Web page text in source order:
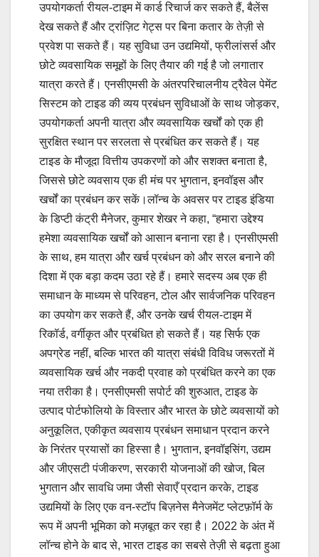
उपयोगकर्ता रीयल-टाइम में कार्ड रिचार्ज कर सकते हैं, बैलेंस
देख सकते हैं और ट्रांज़िट गेट्स पर बिना कतार के तेज़ी से
प्रवेश पा सकते हैं। यह सुविधा उन उद्यमियों, फ्रीलांसर्स और
छोटे व्यवसायिक समूहों के लिए तैयार की गई है जो लगातार
यात्रा करते हैं। एनसीएमसी के अंतरपरिचालनीय ट्रैवेल पेमेंट
सिस्टम को टाइड की व्यय प्रबंधन सुविधाओं के साथ जोड़कर,
उपयोगकर्ता अपनी यात्रा और व्यवसायिक खर्चों को एक ही
सुरक्षित स्थान पर सरलता से प्रबंधित कर सकते हैं। यह
टाइड के मौजूदा वित्तीय उपकरणों को और सशक्त बनाता है,
जिससे छोटे व्यवसाय एक ही मंच पर भुगतान, इनवॉइस और
खर्चों का प्रबंधन कर सकें।लॉन्च के अवसर पर टाइड इंडिया
के डिप्टी कंट्री मैनेजर, कुमार शेखर ने कहा, “हमारा उद्देश्य
हमेशा व्यवसायिक खर्चों को आसान बनाना रहा है। एनसीएमसी
के साथ, हम यात्रा और खर्च प्रबंधन को और सरल बनाने की
दिशा में एक बड़ा कदम उठा रहे हैं। हमारे सदस्य अब एक ही
समाधान के माध्यम से परिवहन, टोल और सार्वजनिक परिवहन
का उपयोग कर सकते हैं, और उनके खर्च रीयल-टाइम में
रिकॉर्ड, वर्गीकृत और प्रबंधित हो सकते हैं। यह सिर्फ एक
अपग्रेड नहीं, बल्कि भारत की यात्रा संबंधी विविध जरूरतों में
व्यवसायिक खर्च और नकदी प्रवाह को प्रबंधित करने का एक
नया तरीका है। एनसीएमसी सपोर्ट की शुरुआत, टाइड के
उत्पाद पोर्टफोलियो के विस्तार और भारत के छोटे व्यवसायों को
अनुकूलित, एकीकृत व्यवसाय प्रबंधन समाधान प्रदान करने
के निरंतर प्रयासों का हिस्सा है। भुगतान, इनवॉइसिंग, उद्यम
और जीएसटी पंजीकरण, सरकारी योजनाओं की खोज, बिल
भुगतान और सावधि जमा जैसी सेवाएँ प्रदान करके, टाइड
उद्यमियों के लिए एक वन-स्टॉप बिज़नेस मैनेजमेंट प्लेटफ़ॉर्म के
रूप में अपनी भूमिका को मज़बूत कर रहा है। 2022 के अंत में
लॉन्च होने के बाद से, भारत टाइड का सबसे तेज़ी से बढ़ता हुआ